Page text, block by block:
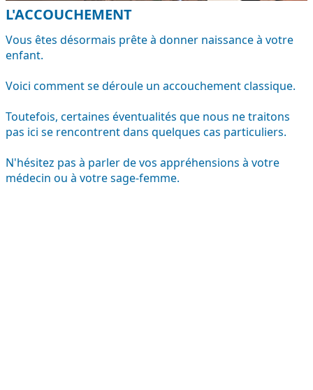
L'ACCOUCHEMENT
Vous êtes désormais prête à donner naissance à votre
enfant.
Voici comment se déroule un accouchement classique.
Toutefois, certaines éventualités que nous ne traitons
pas ici se rencontrent dans quelques cas particuliers.
N'hésitez pas à parler de vos appréhensions à votre
médecin ou à votre sage-femme.